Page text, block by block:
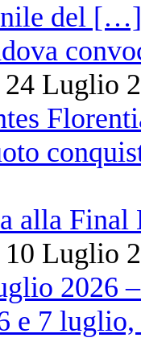
Luglio
alla Final
Luglio